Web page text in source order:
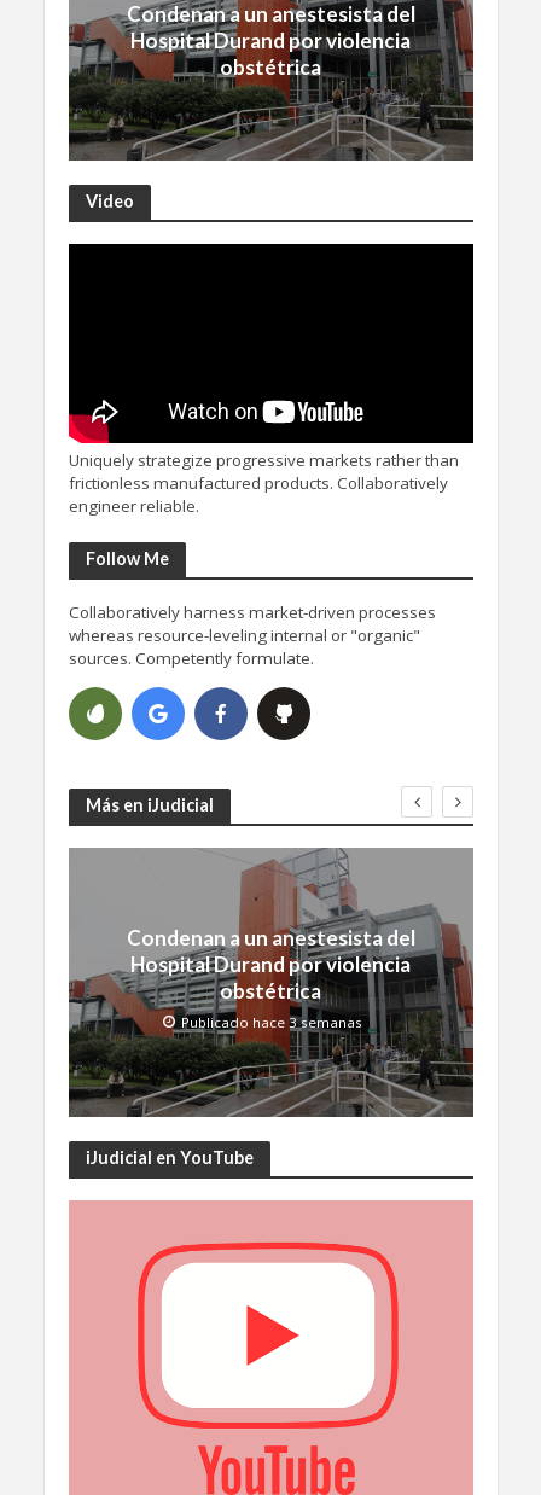
Condenan a un anestesista del
Hospital Durand por violencia
obstétrica
Video
Uniquely strategize progressive markets rather than
frictionless manufactured products. Collaboratively
engineer reliable.
Follow Me
Collaboratively harness market-driven processes
whereas resource-leveling internal or "organic"
sources. Competently formulate.
Más en iJudicial
Condenan a un anestesista del
Hospital Durand por violencia
obstétrica
Publicado hace 3 semanas
iJudicial en YouTube